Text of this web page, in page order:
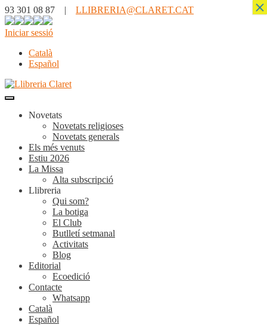
93 301 08 87 | LLIBRERIA@CLARET.CAT
Iniciar sessió
Català
Español
Novetats
Novetats religioses
Novetats generals
Els més venuts
Estiu 2026
La Missa
Alta subscripció
Llibreria
Qui som?
La botiga
El Club
Butlletí setmanal
Activitats
Blog
Editorial
Ecoedició
Contacte
Whatsapp
Català
Español
×